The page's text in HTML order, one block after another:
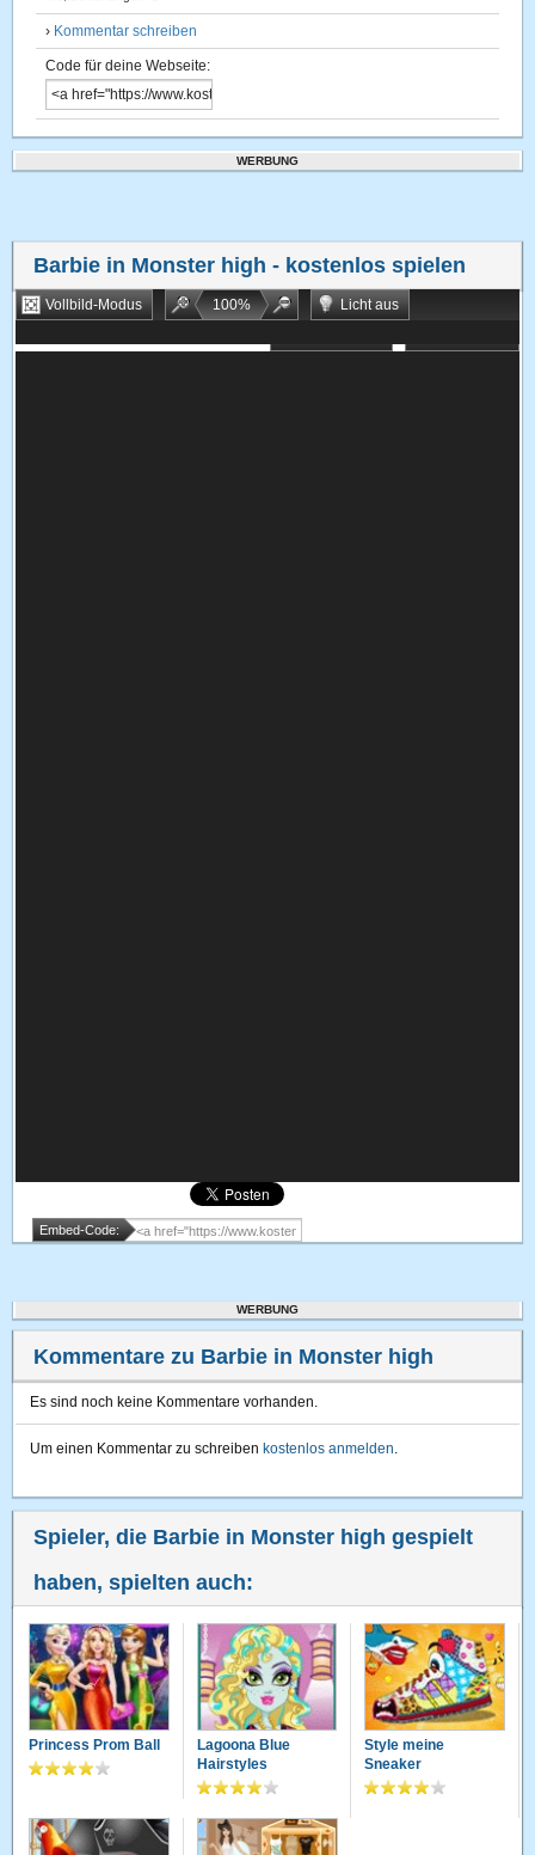
› Kommentar schreiben
Code für deine Webseite:
WERBUNG
Barbie in Monster high - kostenlos spielen
Vollbild-Modus 100%
Licht aus
Embed-Code:
WERBUNG
Kommentare zu Barbie in Monster high
Es sind noch keine Kommentare vorhanden.
Um einen Kommentar zu schreiben kostenlos anmelden.
Spieler, die Barbie in Monster high gespielt
haben, spielten auch:
Princess Prom Ball
Lagoona Blue
Hairstyles
Style meine
Sneaker